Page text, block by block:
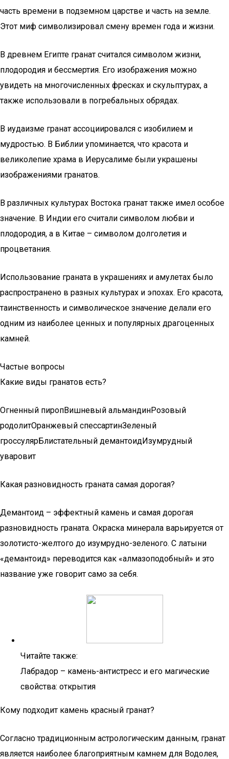
часть времени в подземном царстве и часть на земле.
Этот миф символизировал смену времен года и жизни.
В древнем Египте гранат считался символом жизни,
плодородия и бессмертия. Его изображения можно
увидеть на многочисленных фресках и скульптурах, а
также использовали в погребальных обрядах.
В иудаизме гранат ассоциировался с изобилием и
мудростью. В Библии упоминается, что красота и
великолепие храма в Иерусалиме были украшены
изображениями гранатов.
В различных культурах Востока гранат также имел особое
значение. В Индии его считали символом любви и
плодородия, а в Китае – символом долголетия и
процветания.
Использование граната в украшениях и амулетах было
распространено в разных культурах и эпохах. Его красота,
таинственность и символическое значение делали его
одним из наиболее ценных и популярных драгоценных
камней.
Частые вопросы
Какие виды гранатов есть?
Огненный пиропВишневый альмандинРозовый
родолитОранжевый спессартинЗеленый
гроссулярБлистательный демантоидИзумрудный
уваровит
Какая разновидность граната самая дорогая?
Демантоид – эффектный камень и самая дорогая
разновидность граната. Окраска минерала варьируется от
золотисто-желтого до изумрудно-зеленого. С латыни
«демантоид» переводится как «алмазоподобный» и это
название уже говорит само за себя.
Читайте также:
Лабрадор – камень-антистресс и его магические
свойства: открытия
Кому подходит камень красный гранат?
Согласно традиционным астрологическим данным, гранат
является наиболее благоприятным камнем для Водолея,